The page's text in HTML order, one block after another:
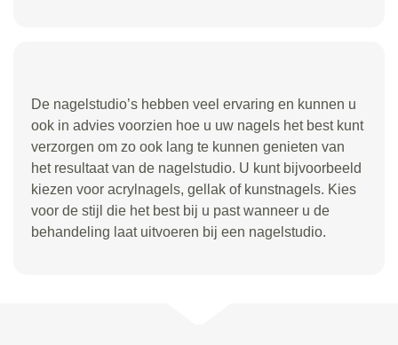
De nagelstudio’s hebben veel ervaring en kunnen u
ook in advies voorzien hoe u uw nagels het best kunt
verzorgen om zo ook lang te kunnen genieten van
het resultaat van de nagelstudio. U kunt bijvoorbeeld
kiezen voor acrylnagels, gellak of kunstnagels. Kies
voor de stijl die het best bij u past wanneer u de
behandeling laat uitvoeren bij een nagelstudio.